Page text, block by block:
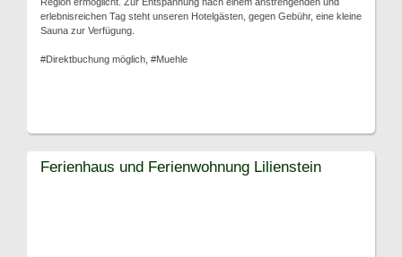
erlebnisreichen Tag steht unseren Hotelgästen, gegen Gebühr, eine kleine
Sauna zur Verfügung.
#Direktbuchung möglich, #Muehle
Ferienhaus und Ferienwohnung Lilienstein